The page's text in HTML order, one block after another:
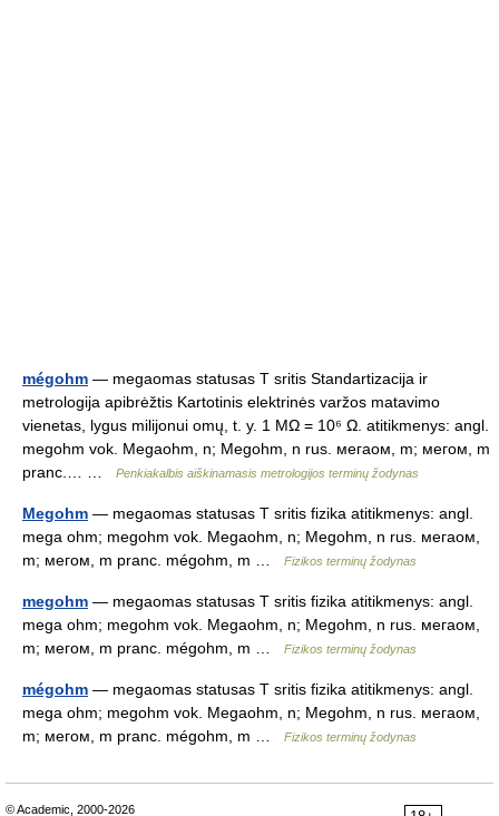
mégohm — megaomas statusas T sritis Standartizacija ir
metrologija apibrėžtis Kartotinis elektrinės varžos matavimo
vienetas, lygus milijonui omų, t. y. 1 MΩ = 10⁶ Ω. atitikmenys: angl.
megohm vok. Megaohm, n; Megohm, n rus. мегаом, m; мегом, m
pranc.… …
Penkiakalbis aiškinamasis metrologijos terminų žodynas
Megohm — megaomas statusas T sritis fizika atitikmenys: angl.
mega ohm; megohm vok. Megaohm, n; Megohm, n rus. мегаом,
m; мегом, m pranc. mégohm, m …
Fizikos terminų žodynas
megohm — megaomas statusas T sritis fizika atitikmenys: angl.
mega ohm; megohm vok. Megaohm, n; Megohm, n rus. мегаом,
m; мегом, m pranc. mégohm, m …
Fizikos terminų žodynas
mégohm — megaomas statusas T sritis fizika atitikmenys: angl.
mega ohm; megohm vok. Megaohm, n; Megohm, n rus. мегаом,
m; мегом, m pranc. mégohm, m …
Fizikos terminų žodynas
© Academic, 2000-2026